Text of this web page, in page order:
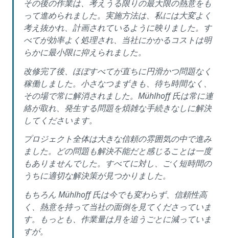
その後の作業は、考えうる限りの最大限の熱意をも
って進められました。実施方法は、私には大変よく
考え抜かれ、計画されているように映りました。す
べてが効率よく処理され、当社にかかるコストは明
らかに最小限に抑えられました。
改修完了後、ほぼすべてが直ちに円滑かつ問題なく
稼働しました。小さなつまずきも、待ち時間なく、
その場で常に解消されました。Mühlhoff 氏は常に連
絡が取れ、発生する問題を煩雑な手続きなしに解決
してくださいます。
プロジェクト全体は大きな信頼の雰囲気の中で進み
ました。どの問題も解決不能だと感じることは一度
もありませんでした。すべてに対し、ごく短時間の
うちに適切な解決策が見つかりました。
もちろん Mühlhoff 氏は今でも変わらず、信頼性高
く、熱意を持って当社の面倒を見てくださっていま
す。もっとも、作業量は月を追うごとに減っていま
すが。